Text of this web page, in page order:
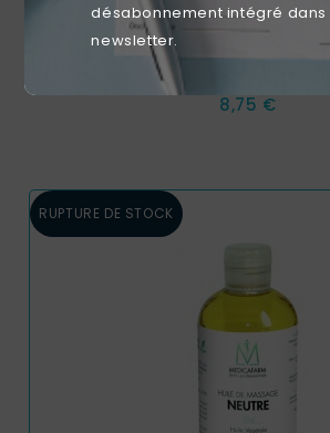
désabonnement intégré dans
newsletter.
Compresse Thermique
Prix
8,75 €
RUPTURE DE STOCK